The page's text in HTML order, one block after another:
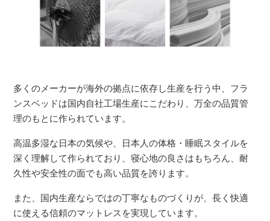
多くのメーカーが海外の拠点に依存し生産を行う中、フラ
ンスベッドは国内自社工場生産にこだわり、万全の品質管
理のもとに作られています。
高温多湿な日本の気候や、日本人の体格・睡眠スタイルを
深く理解して作られており、寝心地の良さはもちろん、耐
久性や安全性の面でも高い品質を誇ります。
また、国内生産ならではの丁寧なものづくりが、長く快適
に使える信頼のマットレスを実現しています。